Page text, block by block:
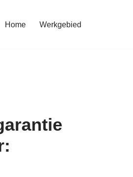
Home Werkgebied